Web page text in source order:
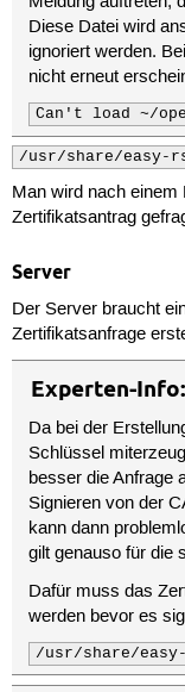
Diese Datei wird
ignoriert werden.
nicht erneut
Can't load ~/
/usr/share/easy-
Man wird nach
Zertifikatsantrag
Server
Der Server braucht
Zertifikatsanfrage
Experten-Info:
Da bei der
Schlüssel
besser die Anfrage
Signieren von der
kann dann
gilt genauso für die
Dafür muss das
werden bevor es
/usr/share/